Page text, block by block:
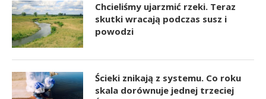
Chcieliśmy ujarzmić rzeki. Teraz
skutki wracają podczas susz i
powodzi
Ścieki znikają z systemu. Co roku
skala dorównuje jednej trzeciej